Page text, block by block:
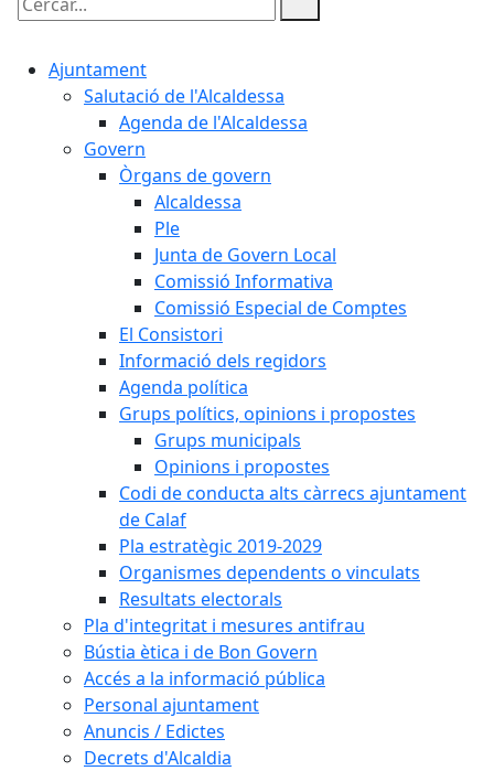
Cercar:
Ajuntament
Salutació de l'Alcaldessa
Agenda de l'Alcaldessa
Govern
Òrgans de govern
Alcaldessa
Ple
Junta de Govern Local
Comissió Informativa
Comissió Especial de Comptes
El Consistori
Informació dels regidors
Agenda política
Grups polítics, opinions i propostes
Grups municipals
Opinions i propostes
Codi de conducta alts càrrecs ajuntament
de Calaf
Pla estratègic 2019-2029
Organismes dependents o vinculats
Resultats electorals
Pla d'integritat i mesures antifrau
Bústia ètica i de Bon Govern
Accés a la informació pública
Personal ajuntament
Anuncis / Edictes
Decrets d'Alcaldia